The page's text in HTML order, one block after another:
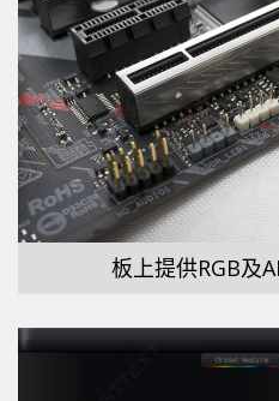
板上提供RGB及